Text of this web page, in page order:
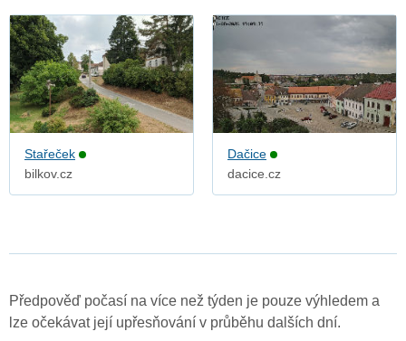
Stařeček
bilkov.cz
Dačice
dacice.cz
Předpověď počasí na více než týden je pouze výhledem a
lze očekávat její upřesňování v průběhu dalších dní.